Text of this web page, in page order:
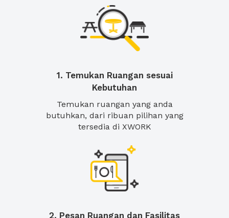
1. Temukan Ruangan sesuai
Kebutuhan
Temukan ruangan yang anda
butuhkan, dari ribuan pilihan yang
tersedia di XWORK
2. Pesan Ruangan dan Fasilitas